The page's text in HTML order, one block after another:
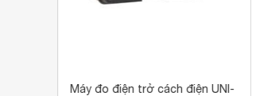
Máy đo điện trở cách điện UNI-